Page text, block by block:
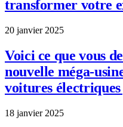
transformer votre
20 janvier 2025
Voici ce que vous
nouvelle méga-
voitures
18 janvier 2025